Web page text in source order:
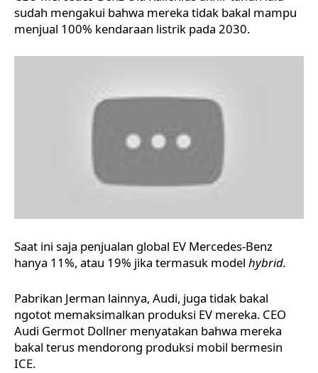
sudah mengakui bahwa mereka tidak bakal mampu
menjual 100% kendaraan listrik pada 2030.
Saat ini saja penjualan global EV Mercedes-Benz
hanya 11%, atau 19% jika termasuk model hybrid.
Pabrikan Jerman lainnya, Audi, juga tidak bakal
ngotot memaksimalkan produksi EV mereka. CEO
Audi Germot Dollner menyatakan bahwa mereka
bakal terus mendorong produksi mobil bermesin
ICE.